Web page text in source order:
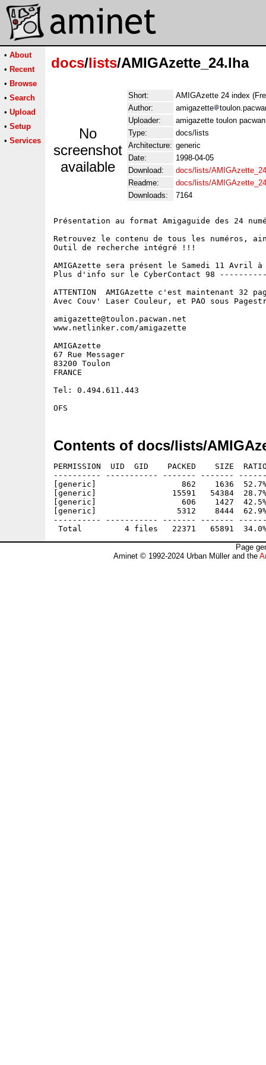
• About
• Recent
• Browse
• Search
• Upload
• Setup
• Services
docs/lists/AMIGAzette_24.lha
No
screenshot
available
Short:
AMIGAzette 24 index
Author:
amigazette
Uploader:
amigazette toulon
Type:
docs/lists
Architecture: generic
Date:
1998-04-05
Download:
docs/lists/
Readme:
docs/lists/
Downloads:
7164
Présentation au format Amigaguide des 24
Retrouvez le contenu de tous les numéros,
Outil de recherche intégré !!!
AMIGAzette sera présent le Samedi 11 Avril
Plus d'info sur le CyberContact 98 -----------
ATTENTION  AMIGAzette c'est maintenant 32
Avec Couv' Laser Couleur, et PAO sous
amigazette@toulon.pacwan.net
www.netlinker.com/amigazette
AMIGAzette
67 Rue Messager
83200 Toulon
FRANCE
Tel: 0.494.611.443
Contents of docs/lists/
PERMISSION  UID  GID    PACKED    SIZE
---------- ----------- ------- -------
[generic]                  862    1636  52.7% -
[generic]                15591   54384  28.7%
[generic]                  606    1427  42.5% -
[generic]                 5312    8444  62.9% -
---------- ----------- ------- -------
Page
Aminet © 1992-2024 Urban Müller and the